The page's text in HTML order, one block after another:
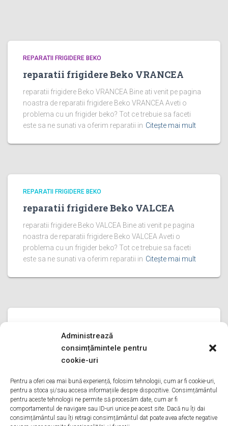
Administrează
consimțămintele pentru
cookie-uri
Pentru a oferi cea mai bună experiență, folosim tehnologii, cum ar fi cookie-uri,
pentru a stoca și/sau accesa informațiile despre dispozitive. Consimțământul
pentru aceste tehnologii ne permite să procesăm date, cum ar fi
comportamentul de navigare sau ID-uri unice pe acest site. Dacă nu îți dai
consimțământul sau îți retragi consimțământul dat poate avea afecte negative
REPARATII FRIGIDERE BEKO
reparatii frigidere Beko VRANCEA
reparatii frigidere Beko VRANCEA Bine ati venit pe pagina
noastra de reparatii frigidere Beko VRANCEA Aveti o
problema cu un frigider beko? Tot ce trebuie sa faceti
este sa ne sunati va oferim reparatii in Citește mai mult
REPARATII FRIGIDERE BEKO
reparatii frigidere Beko VALCEA
reparatii frigidere Beko VALCEA Bine ati venit pe pagina
noastra de reparatii frigidere Beko VALCEA Aveti o
problema cu un frigider beko? Tot ce trebuie sa faceti
este sa ne sunati va oferim reparatii in Citește mai mult
reparatii frigidere Beko PRAHOVA
reparatii frigidere Beko PRAHOVA Bine ati venit pe pagina
problema cu un frigider beko? Tot ce trebuie sa faceti
este sa ne sunati va oferim reparatii in Citește mai mult